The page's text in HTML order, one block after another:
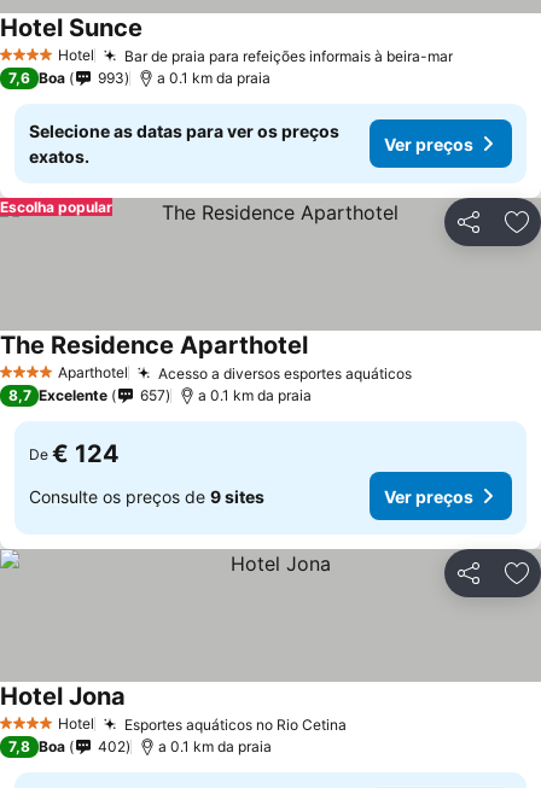
4 EstrelasHotel Bar de praia para refeições informais à beira-mar
Hotel Sunce
7,6 Boa 993 a 0.1 km da praia
Selecione as datas para ver os preços
exatos.
Ver preços
Partilhar
Escolha popular
4 EstrelasAparthotel Acesso a diversos esportes aquáticos
The Residence Aparthotel
8,7 Excelente 657 a 0.1 km da praia
De € 124
Consulte os preços de 9 sites Ver preços
Partilhar
4 EstrelasHotel Esportes aquáticos no Rio Cetina
Hotel Jona
7,8 Boa 402 a 0.1 km da praia